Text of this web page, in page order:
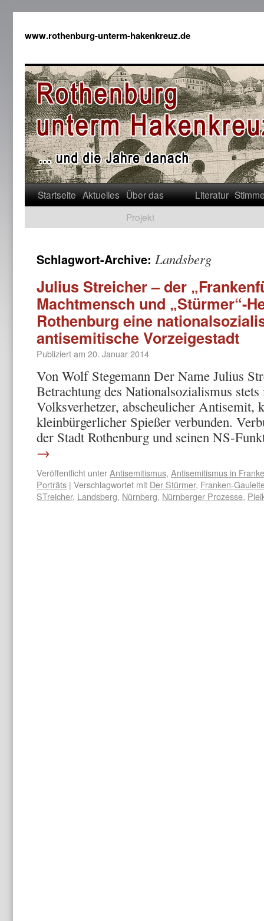
www.rothenburg-unterm-hakenkreuz.de
Startseite Aktuelles Über das
Projekt
Literatur
Schlagwort-Archive: Landsberg
Julius Streicher – der
Machtmensch und „Stürmer“-
Rothenburg eine
antisemitische Vorzeigestadt
Publiziert am 20. Januar 2014
Von Wolf Stegemann Der Name Julius
Betrachtung des Nationalsozialismus
Volksverhetzer, abscheulicher Antisemit,
kleinbürgerlicher Spießer verbunden.
der Stadt Rothenburg und seinen NS-
→
Veröffentlicht unterAntisemitismus, Antisemitismus in
Porträts | Verschlagwortet mit Der Stürmer, Franken-
STreicher, Landsberg, Nürnberg, Nürnberger Prozesse,